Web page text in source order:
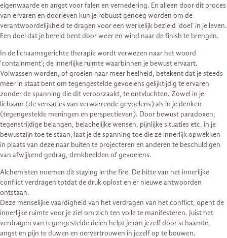
eigenwaarde en angst voor falen en vernedering. En alleen door dit proces
van ervaren en doorleven kun je robuust genoeg worden om de
verantwoordelijkheid te dragen voor een werkelijk bezield ‘doel’ in je leven.
Een doel dat je bereid bent door weer en wind naar de finish te brengen.
In de lichaamsgerichte therapie wordt verwezen naar het woord
‘containment’; de innerlijke ruimte waarbinnen je bewust ervaart.
Volwassen worden, of groeien naar meer heelheid, betekent dat je steeds
meer in staat bent om tegengestelde gevoelens gelijktijdig te ervaren
zonder de spanning die dit veroorzaakt, te ontvluchten. Zowel in je
lichaam (de sensaties van verwarrende gevoelens) als in je denken
(tegengestelde meningen en perspectieven). Door bewust paradoxen;
tegenstrijdige belangen, belachelijke wensen, pijnlijke situaties etc. in je
bewustzijn toe te staan, laat je de spanning toe die ze innerlijk opwekken
in plaats van deze naar buiten te projecteren en anderen te beschuldigen
van afwijkend gedrag, denkbeelden of gevoelens.
Alchemisten noemen dit staying in the fire. De hitte van het innerlijke
conflict verdragen totdat de druk oplost en er nieuwe antwoorden
ontstaan.
Deze menselijke vaardigheid van het verdragen van het conflict, opent de
innerlijke ruimte voor je ziel om zich ten volle te manifesteren. Juist het
verdragen van tegengestelde delen helpt je om jezelf dóór schaamte,
angst en pijn te duwen en oervertrouwen in jezelf op te bouwen.